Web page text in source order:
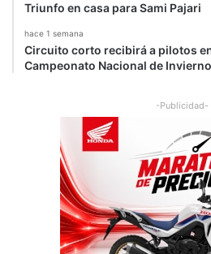
Triunfo en casa para Sami Pajari
hace 1 semana
Circuito corto recibirá a pilotos
Campeonato Nacional de Invierno
-Publicidad-